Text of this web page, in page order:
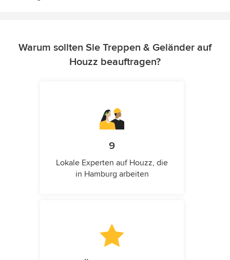
Warum sollten Sie Treppen & Geländer auf
Houzz beauftragen?
9
Lokale Experten auf Houzz, die
in Hamburg arbeiten